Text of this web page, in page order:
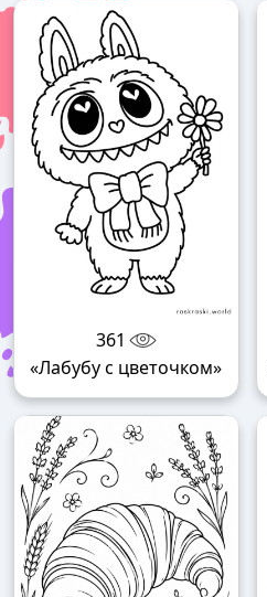
361
«Лабубу с цветочком»